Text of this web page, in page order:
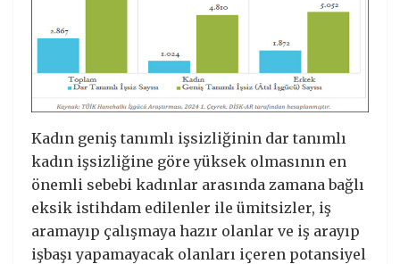
Kadın geniş tanımlı işsizliğinin dar tanımlı
kadın işsizliğine göre yüksek olmasının en
önemli sebebi kadınlar arasında zamana bağlı
eksik istihdam edilenler ile ümitsizler, iş
aramayıp çalışmaya hazır olanlar ve iş arayıp
işbaşı yapamayacak olanları içeren potansiyel